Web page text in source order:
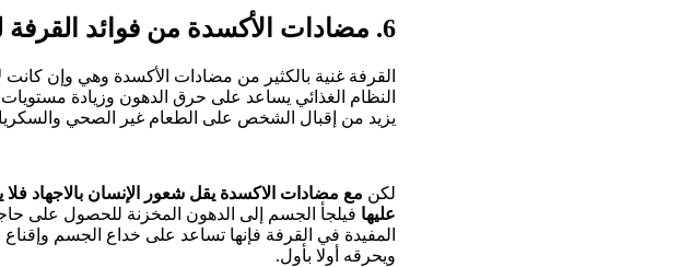
6. مضادات الأكسدة من فوائد القرفة للتخسيس
القرفة غنية بالكثير من مضادات الأكسدة وهي وإن
النظام الغذائي يساعد على حرق الدهون وزيادة
يزيد من إقبال الشخص على الطعام غير الصحي
لكن مع مضادات الاكسدة يقل شعور الإنسان بالاجهاد فلا
عليها فيلجأ الجسم إلى الدهون المخزنة للحصول على
المفيدة في القرفة فإنها تساعد على خداع الجسم
ويحرقه أولا بأول.